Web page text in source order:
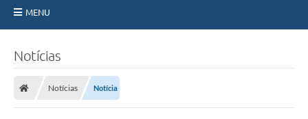
MENU
Notícias
Notícias Notícia